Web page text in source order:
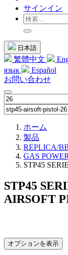
サインイン
日本語
繁體中文
язык
Español
お問い合わせ
ホーム
製品
REPLICA/
GAS
STP45
STP45
AIRSOFT
オプションを表示